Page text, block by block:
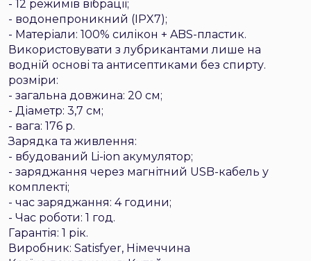
- 12 режимів вібрації;
- водонепроникний (IPX7);
- Матеріали: 100% силікон + ABS-пластик.
Використовувати з лубрикантами лише на
водній основі та антисептиками без спирту.
розміри:
- загальна довжина: 20 см;
- Діаметр: 3,7 см;
- вага: 176 р.
Зарядка та живлення:
- вбудований Li-ion акумулятор;
- заряджання через магнітний USB-кабель у
комплекті;
- час заряджання: 4 години;
- Час роботи: 1 год.
Гарантія: 1 рік.
Виробник: Satisfyer, Німеччина